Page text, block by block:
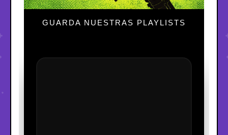
GUARDA NUESTRAS PLAYLISTS